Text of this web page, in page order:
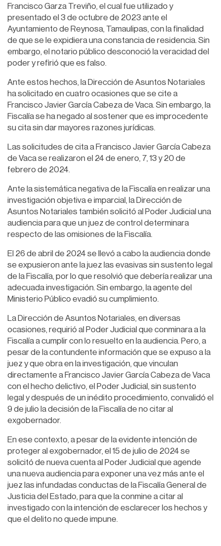
Francisco Garza Treviño, el cual fue utilizado y
presentado el 3 de octubre de 2023 ante el
Ayuntamiento de Reynosa, Tamaulipas, con la finalidad
de que se le expidiera una constancia de residencia. Sin
embargo, el notario público desconoció la veracidad del
poder y refirió que es falso.
Ante estos hechos, la Dirección de Asuntos Notariales
ha solicitado en cuatro ocasiones que se cite a
Francisco Javier García Cabeza de Vaca. Sin embargo, la
Fiscalía se ha negado al sostener que es improcedente
su cita sin dar mayores razones jurídicas.
Las solicitudes de cita a Francisco Javier García Cabeza
de Vaca se realizaron el 24 de enero, 7, 13 y 20 de
febrero de 2024.
Ante la sistemática negativa de la Fiscalía en realizar una
investigación objetiva e imparcial, la Dirección de
Asuntos Notariales también solicitó al Poder Judicial una
audiencia para que un juez de control determinara
respecto de las omisiones de la Fiscalía.
El 26 de abril de 2024 se llevó a cabo la audiencia donde
se expusieron ante la juez las evasivas sin sustento legal
de la Fiscalía, por lo que resolvió que debería realizar una
adecuada investigación. Sin embargo, la agente del
Ministerio Público evadió su cumplimiento.
La Dirección de Asuntos Notariales, en diversas
ocasiones, requirió al Poder Judicial que conminara a la
Fiscalía a cumplir con lo resuelto en la audiencia. Pero, a
pesar de la contundente información que se expuso a la
juez y que obra en la investigación, que vinculan
directamente a Francisco Javier García Cabeza de Vaca
con el hecho delictivo, el Poder Judicial, sin sustento
legal y después de un inédito procedimiento, convalidó el
9 de julio la decisión de la Fiscalía de no citar al
exgobernador.
En ese contexto, a pesar de la evidente intención de
proteger al exgobernador, el 15 de julio de 2024 se
solicitó de nueva cuenta al Poder Judicial que agende
una nueva audiencia para exponer una vez más ante el
juez las infundadas conductas de la Fiscalía General de
Justicia del Estado, para que la conmine a citar al
investigado con la intención de esclarecer los hechos y
que el delito no quede impune.